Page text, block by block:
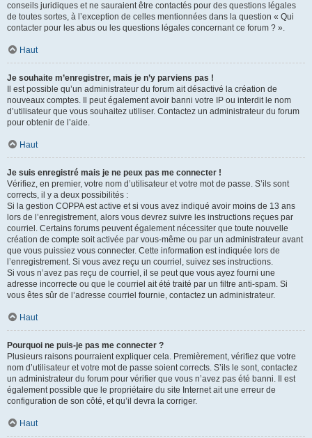
conseils juridiques et ne sauraient être contactés pour des questions légales
de toutes sortes, à l’exception de celles mentionnées dans la question « Qui
contacter pour les abus ou les questions légales concernant ce forum ? ».
Haut
Je souhaite m’enregistrer, mais je n’y parviens pas !
Il est possible qu’un administrateur du forum ait désactivé la création de
nouveaux comptes. Il peut également avoir banni votre IP ou interdit le nom
d’utilisateur que vous souhaitez utiliser. Contactez un administrateur du forum
pour obtenir de l’aide.
Haut
Je suis enregistré mais je ne peux pas me connecter !
Vérifiez, en premier, votre nom d’utilisateur et votre mot de passe. S’ils sont
corrects, il y a deux possibilités :
Si la gestion COPPA est active et si vous avez indiqué avoir moins de 13 ans
lors de l’enregistrement, alors vous devrez suivre les instructions reçues par
courriel. Certains forums peuvent également nécessiter que toute nouvelle
création de compte soit activée par vous-même ou par un administrateur avant
que vous puissiez vous connecter. Cette information est indiquée lors de
l’enregistrement. Si vous avez reçu un courriel, suivez ses instructions.
Si vous n’avez pas reçu de courriel, il se peut que vous ayez fourni une
adresse incorrecte ou que le courriel ait été traité par un filtre anti-spam. Si
vous êtes sûr de l’adresse courriel fournie, contactez un administrateur.
Haut
Pourquoi ne puis-je pas me connecter ?
Plusieurs raisons pourraient expliquer cela. Premièrement, vérifiez que votre
nom d’utilisateur et votre mot de passe soient corrects. S’ils le sont, contactez
un administrateur du forum pour vérifier que vous n’avez pas été banni. Il est
également possible que le propriétaire du site Internet ait une erreur de
configuration de son côté, et qu’il devra la corriger.
Haut